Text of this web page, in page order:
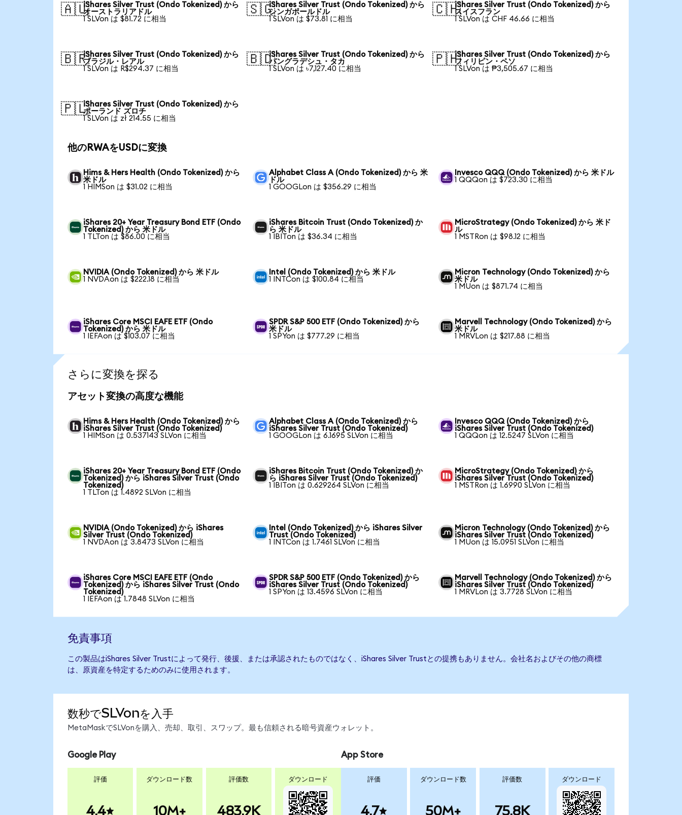
🇦🇺iShares Silver Trust (Ondo Tokenized) から
オーストラリアドル
1 SLVon は $81.72 に相当
🇸🇬iShares Silver Trust (Ondo Tokenized) から
シンガポールドル
1 SLVon は $73.81 に相当
🇨🇭iShares Silver Trust (Ondo Tokenized) から
スイスフラン
1 SLVon は CHF 46.66 に相当
🇧🇷iShares Silver Trust (Ondo Tokenized) から
ブラジル・レアル
1 SLVon は R$294.37 に相当
🇧🇩iShares Silver Trust (Ondo Tokenized) から
バングラデシュ・タカ
1 SLVon は ৳7,127.40 に相当
🇵🇭iShares Silver Trust (Ondo Tokenized) から
フィリピン・ペソ
1 SLVon は ₱3,505.67 に相当
🇵🇱iShares Silver Trust (Ondo Tokenized) から
ポーランド ズロチ
1 SLVon は zł 214.55 に相当
他のRWAをUSDに変換
Hims & Hers Health (Ondo Tokenized) から
米ドル
1 HIMSon は $31.02 に相当
Alphabet Class A (Ondo Tokenized) から 米
ドル
1 GOOGLon は $356.29 に相当
Invesco QQQ (Ondo Tokenized) から 米ドル
1 QQQon は $723.30 に相当
iShares 20+ Year Treasury Bond ETF (Ondo
Tokenized) から 米ドル
1 TLTon は $86.00 に相当
iShares Bitcoin Trust (Ondo Tokenized) か
ら 米ドル
1 IBITon は $36.34 に相当
MicroStrategy (Ondo Tokenized) から 米ド
ル
1 MSTRon は $98.12 に相当
NVIDIA (Ondo Tokenized) から 米ドル
1 NVDAon は $222.18 に相当
Intel (Ondo Tokenized) から 米ドル
1 INTCon は $100.84 に相当
Micron Technology (Ondo Tokenized) から
米ドル
1 MUon は $871.74 に相当
iShares Core MSCI EAFE ETF (Ondo
Tokenized) から 米ドル
1 IEFAon は $103.07 に相当
SPDR S&P 500 ETF (Ondo Tokenized) から
米ドル
1 SPYon は $777.29 に相当
Marvell Technology (Ondo Tokenized) から
米ドル
1 MRVLon は $217.88 に相当
さらに変換を探る
アセット変換の高度な機能
Hims & Hers Health (Ondo Tokenized) から
iShares Silver Trust (Ondo Tokenized)
1 HIMSon は 0.537143 SLVon に相当
Alphabet Class A (Ondo Tokenized) から
iShares Silver Trust (Ondo Tokenized)
1 GOOGLon は 6.1695 SLVon に相当
Invesco QQQ (Ondo Tokenized) から
iShares Silver Trust (Ondo Tokenized)
1 QQQon は 12.5247 SLVon に相当
iShares 20+ Year Treasury Bond ETF (Ondo
Tokenized) から iShares Silver Trust (Ondo
Tokenized)
1 TLTon は 1.4892 SLVon に相当
iShares Bitcoin Trust (Ondo Tokenized) か
ら iShares Silver Trust (Ondo Tokenized)
1 IBITon は 0.629264 SLVon に相当
MicroStrategy (Ondo Tokenized) から
iShares Silver Trust (Ondo Tokenized)
1 MSTRon は 1.6990 SLVon に相当
NVIDIA (Ondo Tokenized) から iShares
Silver Trust (Ondo Tokenized)
1 NVDAon は 3.8473 SLVon に相当
Intel (Ondo Tokenized) から iShares Silver
Trust (Ondo Tokenized)
1 INTCon は 1.7461 SLVon に相当
Micron Technology (Ondo Tokenized) から
iShares Silver Trust (Ondo Tokenized)
1 MUon は 15.0951 SLVon に相当
iShares Core MSCI EAFE ETF (Ondo
Tokenized) から iShares Silver Trust (Ondo
Tokenized)
1 IEFAon は 1.7848 SLVon に相当
SPDR S&P 500 ETF (Ondo Tokenized) から
iShares Silver Trust (Ondo Tokenized)
1 SPYon は 13.4596 SLVon に相当
Marvell Technology (Ondo Tokenized) から
iShares Silver Trust (Ondo Tokenized)
1 MRVLon は 3.7728 SLVon に相当
免責事項
この製品はiShares Silver Trustによって発行、後援、または承認されたものではなく、iShares Silver Trustとの提携もありません。会社名およびその他の商標
は、原資産を特定するためのみに使用されます。
数秒でSLVonを入手
MetaMaskでSLVonを購入、売却、取引、スワップ。最も信頼される暗号資産ウォレット。
Google Play
評価
4.4
ダウンロード数
10M+
評価数
483.9K
ダウンロード
App Store
評価
4.7
ダウンロード数
50M+
評価数
75.8K
ダウンロード